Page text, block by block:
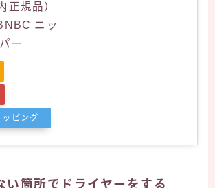
正規品）
ニッ
ー
ピング
箇所でドライヤーをする